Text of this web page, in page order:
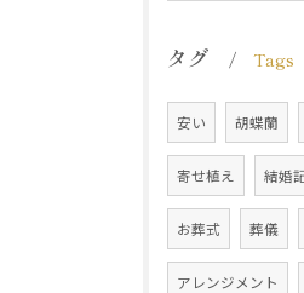
タグ Tags
安い 胡蝶蘭
寄せ植え 結婚
お葬式 葬儀
アレンジメント